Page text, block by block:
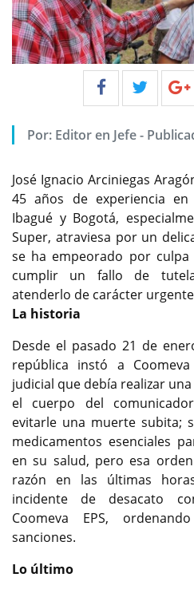
Por: Editor en Jefe-
José Ignacio Arciniegas
45 años de experiencia
Ibagué y Bogotá,
Super, atraviesa por un
se ha empeorado por culpa
cumplir un fallo de
atenderlo de carácter
La historia
Desde el pasado 21 de
república instó a
judicial que debía realizar
el cuerpo del
evitarle una muerte subita;
medicamentos esenciales
en su salud, pero esa
razón en las últimas
incidente de desacato
Coomeva EPS,
sanciones.
Lo último